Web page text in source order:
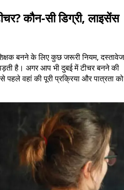
कौन-सी डिग्री, लाइसेंस
बनने के लिए कुछ जरूरी नियम, दस्तावेज
है। अगर आप भी दुबई में टीचर बनने की
वहां की पूरी प्रक्रिया और पात्रता को